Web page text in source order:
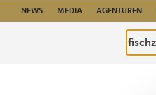
NEWS MEDIA AGENTUREN